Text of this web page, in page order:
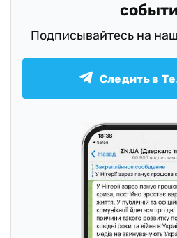
Подписывайтесь на
Следить в